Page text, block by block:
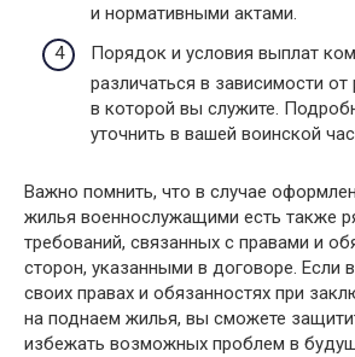
и нормативными актами.
Порядок и условия выплат
различаться в зависимости
в которой вы служите.
уточнить в вашей воинской
Важно помнить, что в случае
жилья военнослужащими есть также
требований, связанных с правами и
сторон, указанными в договоре. Если
своих правах и обязанностях при
на поднаем жилья, вы сможете
избежать возможных проблем в